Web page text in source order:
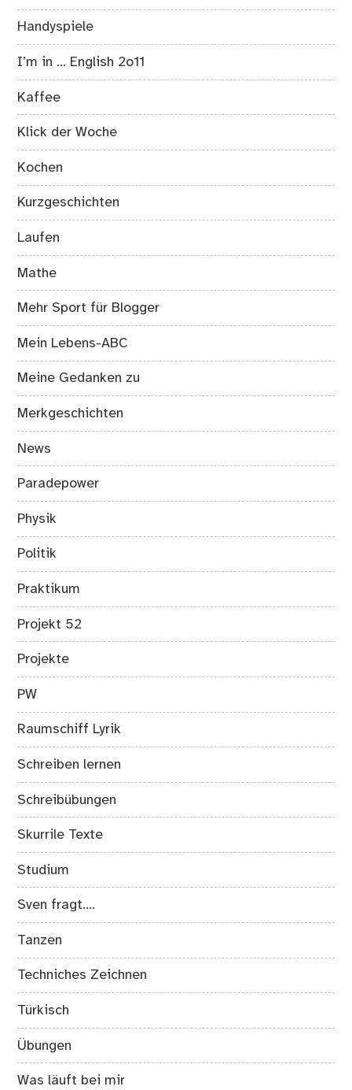
Handyspiele
I’m in … English 2o11
Kaffee
Klick der Woche
Kochen
Kurzgeschichten
Laufen
Mathe
Mehr Sport für Blogger
Mein Lebens-ABC
Meine Gedanken zu
Merkgeschichten
News
Paradepower
Physik
Politik
Praktikum
Projekt 52
Projekte
PW
Raumschiff Lyrik
Schreiben lernen
Schreibübungen
Skurrile Texte
Studium
Sven fragt….
Tanzen
Techniches Zeichnen
Türkisch
Übungen
Was läuft bei mir